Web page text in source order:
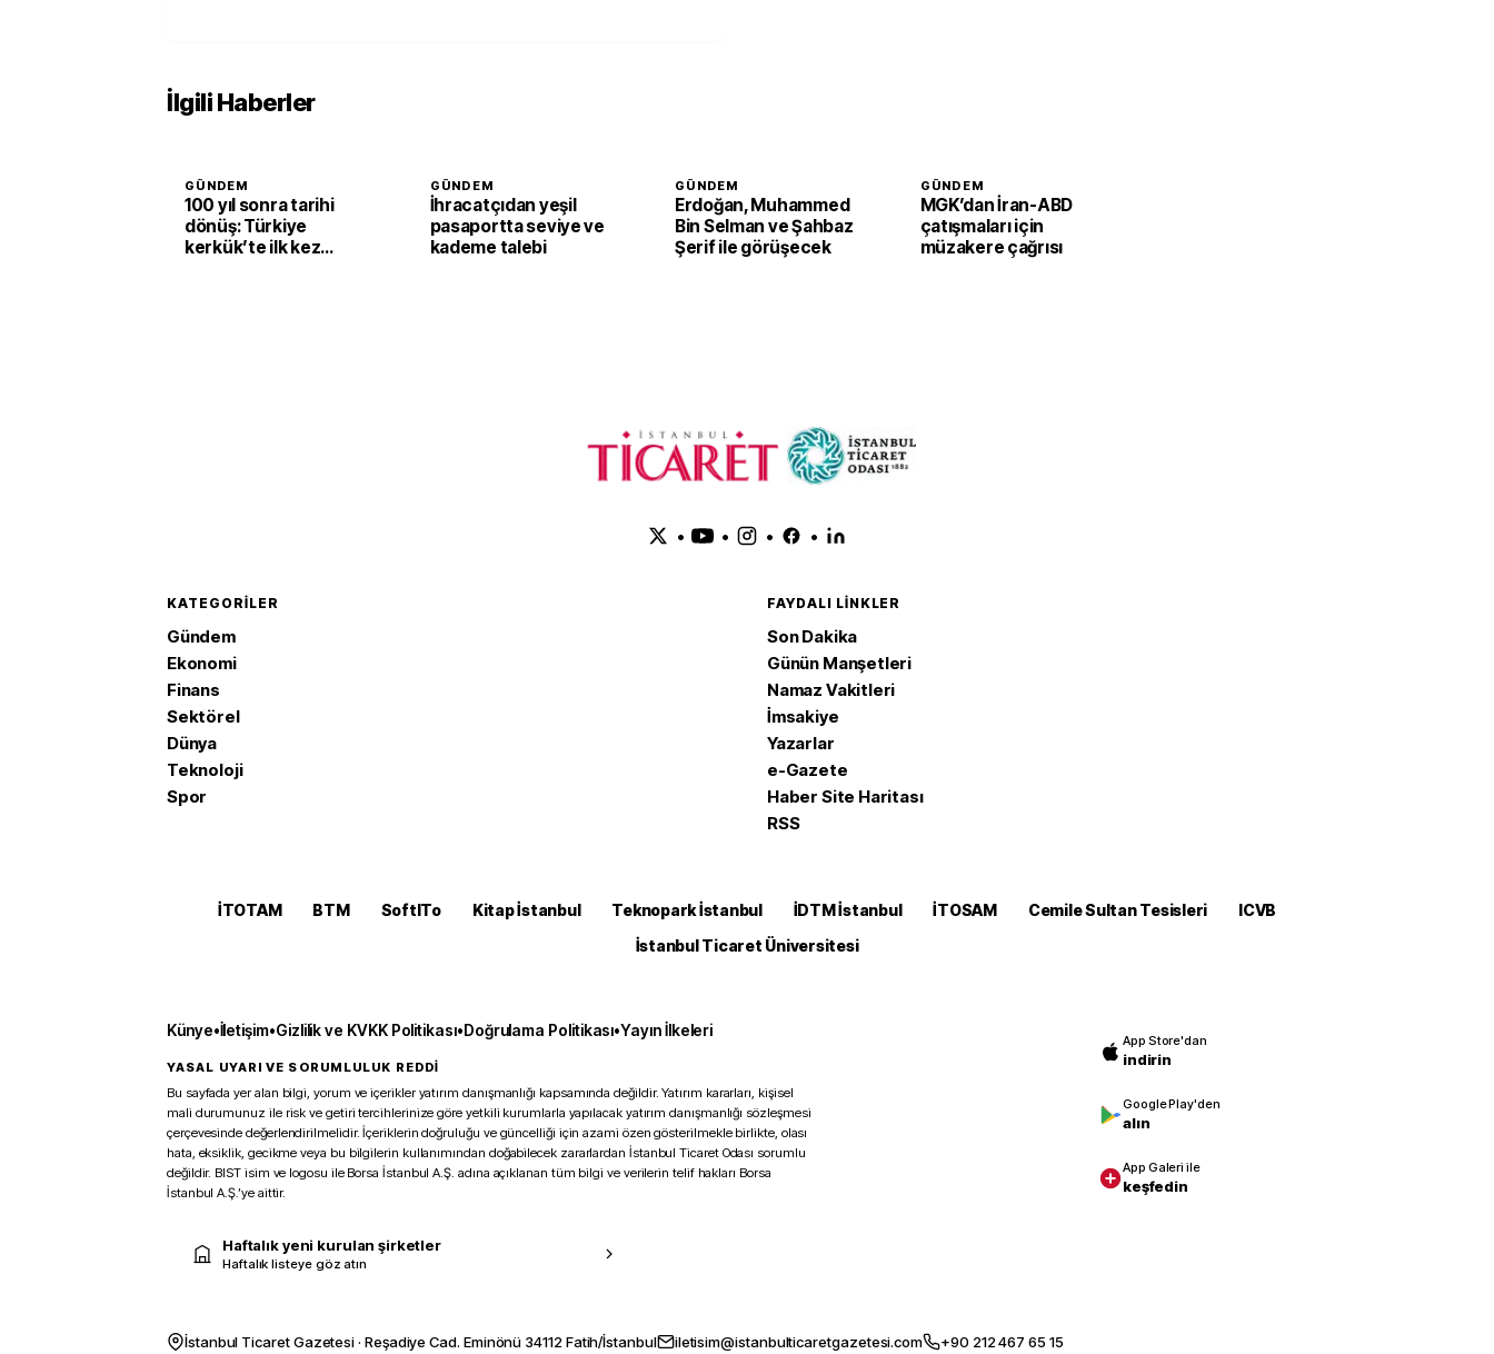
İlgili Haberler
GÜNDEM
100 yıl sonra tarihi
dönüş: Türkiye
kerkük’te ilk kez
GÜNDEM
İhracatçıdan yeşil
pasaportta seviye ve
kademe talebi
GÜNDEM
Erdoğan, Muhammed
Bin Selman ve Şahbaz
Şerif ile görüşecek
GÜNDEM
MGK’dan İran-ABD
çatışmaları için
müzakere çağrısı
• • • •
KATEGORILER
Gündem
Ekonomi
Finans
Sektörel
Dünya
Teknoloji
Spor
FAYDALI LINKLER
Son Dakika
Günün Manşetleri
Namaz Vakitleri
İmsakiye
Yazarlar
e-Gazete
Haber Site Haritası
RSS
İTOTAM BTM SoftITo Kitap İstanbul Teknopark İstanbul İDTM İstanbul İTOSAM Cemile Sultan Tesisleri
ICVB
İstanbul Ticaret Üniversitesi
Künye•İletişim•Gizlilik ve KVKK Politikası•Doğrulama Politikası•Yayın İlkeleri
YASAL UYARI VE SORUMLULUK REDDİ
Bu sayfada yer alan bilgi, yorum ve içerikler yatırım danışmanlığı kapsamında değildir. Yatırım kararları, kişisel
mali durumunuz ile risk ve getiri tercihlerinize göre yetkili kurumlarla yapılacak yatırım danışmanlığı sözleşmesi
çerçevesinde değerlendirilmelidir. İçeriklerin doğruluğu ve güncelliği için azami özen gösterilmekle birlikte, olası
hata, eksiklik, gecikme veya bu bilgilerin kullanımından doğabilecek zararlardan İstanbul Ticaret Odası sorumlu
değildir. BIST isim ve logosu ile Borsa İstanbul A.Ş. adına açıklanan tüm bilgi ve verilerin telif hakları Borsa
İstanbul A.Ş.’ye aittir.
Haftalık yeni kurulan şirketler
Haftalık listeye göz atın
App Store'dan
indirin
Google Play'den
alın
App Galeri ile
keşfedin
İstanbul Ticaret Gazetesi · Reşadiye Cad. Eminönü 34112 Fatih/İstanbul iletisim@istanbulticaretgazetesi.com +90 212 467 65 15